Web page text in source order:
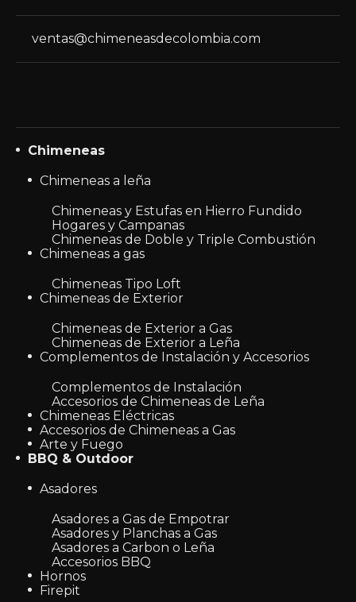
ventas@chimeneasdecolombia.com
Chimeneas
Chimeneas a leña
Chimeneas y Estufas en Hierro Fundido
Hogares y Campanas
Chimeneas de Doble y Triple Combustión
Chimeneas a gas
Chimeneas Tipo Loft
Chimeneas de Exterior
Chimeneas de Exterior a Gas
Chimeneas de Exterior a Leña
Complementos de Instalación y Accesorios
Complementos de Instalación
Accesorios de Chimeneas de Leña
Chimeneas Eléctricas
Accesorios de Chimeneas a Gas
Arte y Fuego
BBQ & Outdoor
Asadores
Asadores a Gas de Empotrar
Asadores y Planchas a Gas
Asadores a Carbon o Leña
Accesorios BBQ
Hornos
Firepit